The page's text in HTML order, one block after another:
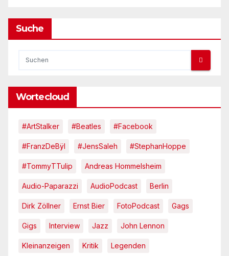
Suche
Wortecloud
#ArtStalker #Beatles #Facebook
#FranzDeBÿl #JensSaleh #StephanHoppe
#TommyTTulip Andreas Hommelsheim
Audio-Paparazzi AudioPodcast Berlin
Dirk Zöllner Ernst Bier FotoPodcast Gags
Gigs Interview Jazz John Lennon
Kleinanzeigen Kritik Legenden